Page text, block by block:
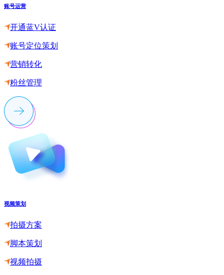
账号运营
开通蓝V认证
账号定位策划
营销转化
粉丝管理
视频策划
拍摄方案
脚本策划
视频拍摄